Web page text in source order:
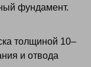
фундамент.
толщиной 10–
и отвода